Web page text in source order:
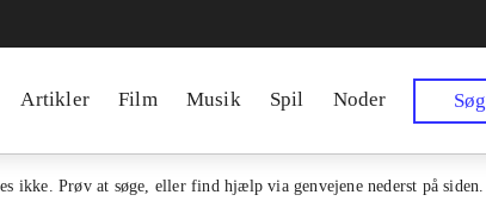
Artikler Film Musik Spil Noder Søg
ikke. Prøv at søge, eller find hjælp via genvejene nederst på siden.